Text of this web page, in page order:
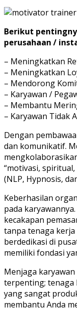
Berikut
perusahaan /
– Meningkatkan
– Meningkatkan
– Mendorong
– Karyawan /
– Membantu
– Karyawan Tidak
Dengan
dan komunikatif.
“motivasi,
(NLP, Hypnosis,
Keberhasilan
pada
kecakapan
tanpa tenaga
berdedikasi di
memiliki fondasi
Menjaga
terpenting;
yang sangat
membantu Anda